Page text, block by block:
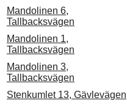
Mandolinen 6,
Tallbacksvägen
Mandolinen 1,
Tallbacksvägen
Mandolinen 3,
Tallbacksvägen
Stenkumlet 13, Gävlevägen